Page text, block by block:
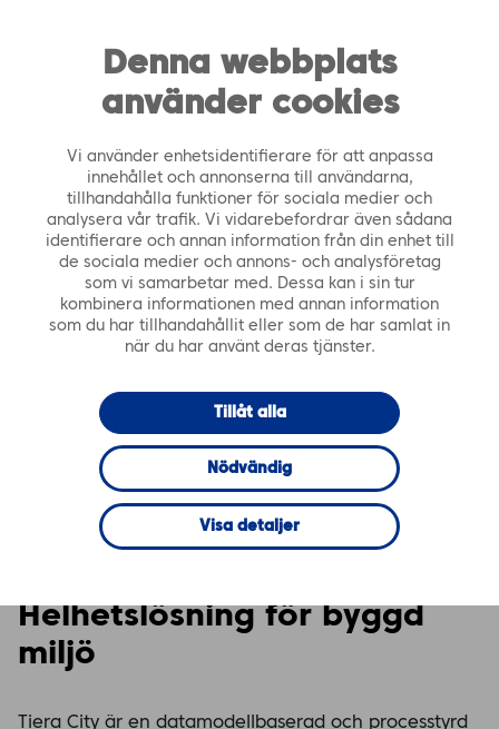
Denna webbplats
använder cookies
Vi använder enhetsidentifierare för att anpassa
innehållet och annonserna till användarna,
tillhandahålla funktioner för sociala medier och
analysera vår trafik. Vi vidarebefordrar även sådana
identifierare och annan information från din enhet till
de sociala medier och annons- och analysföretag
som vi samarbetar med. Dessa kan i sin tur
kombinera informationen med annan information
som du har tillhandahållit eller som de har samlat in
när du har använt deras tjänster.
Tillåt alla
Nödvändig
Visa detaljer
https://tiera.fi/name FI SV
Byggd miljö
Helhetslösning för byggd
miljö
Tiera City är en datamodellbaserad och processtyrd